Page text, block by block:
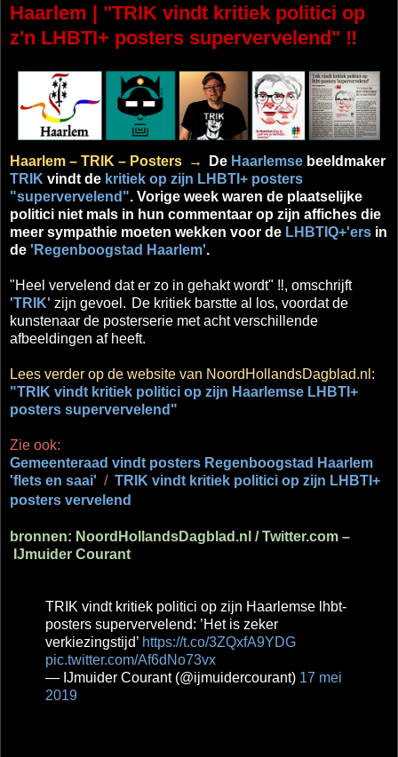
Haarlem | "TRIK vindt kritiek politici op
z'n LHBTI+ posters supervervelend" ‼
Haarlem – TRIK – Posters → De Haarlemse beeldmaker
TRIK vindt de kritiek op zijn LHBTI+ posters
"supervervelend". Vorige week waren de plaatselijke
politici niet mals in hun commentaar op zijn affiches die
meer sympathie moeten wekken voor de LHBTIQ+'ers in
de 'Regenboogstad Haarlem'.
"Heel vervelend dat er zo in gehakt wordt" ‼, omschrijft
'TRIK' zijn gevoel. De kritiek barstte al los, voordat de
kunstenaar de posterserie met acht verschillende
afbeeldingen af heeft.
Lees verder op de website van NoordHollandsDagblad.nl:
"TRIK vindt kritiek politici op zijn Haarlemse LHBTI+
posters supervervelend"
Zie ook:
Gemeenteraad vindt posters Regenboogstad Haarlem
'flets en saai' / TRIK vindt kritiek politici op zijn LHBTI+
posters vervelend
bronnen: NoordHollandsDagblad.nl / Twitter.com –
IJmuider Courant
TRIK vindt kritiek politici op zijn Haarlemse lhbt-
posters supervervelend: ’Het is zeker
verkiezingstijd’ https://t.co/3ZQxfA9YDG
pic.twitter.com/Af6dNo73vx
— IJmuider Courant (@ijmuidercourant) 17 mei
2019